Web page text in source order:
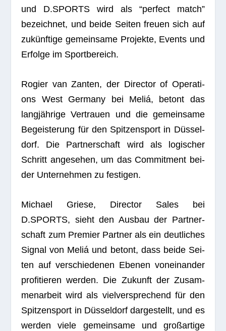
und D.SPORTS wird als “per­fect match”
bezeich­net, und beide Sei­ten freuen sich auf
zukünf­tige gemein­same Pro­jekte, Events und
Erfolge im Sportbereich.
Rogier van Zan­ten, der Direc­tor of Ope­ra­ti­
ons West Ger­many bei Meliá, betont das
lang­jäh­rige Ver­trauen und die gemein­same
Begeis­te­rung für den Spit­zen­sport in Düs­sel­
dorf. Die Part­ner­schaft wird als logi­scher
Schritt ange­se­hen, um das Com­mit­ment bei­
der Unter­neh­men zu festigen.
Michael Griese, Direc­tor Sales bei
D.SPORTS, sieht den Aus­bau der Part­ner­
schaft zum Pre­mier Part­ner als ein deut­li­ches
Signal von Meliá und betont, dass beide Sei­
ten auf ver­schie­de­nen Ebe­nen von­ein­an­der
pro­fi­tie­ren wer­den. Die Zukunft der Zusam­
men­ar­beit wird als viel­ver­spre­chend für den
Spit­zen­sport in Düs­sel­dorf dar­ge­stellt, und es
wer­den viele gemein­same und groß­ar­tige